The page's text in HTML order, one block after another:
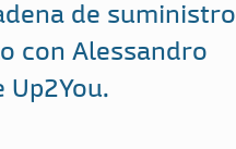
de suministro
con Alessandro